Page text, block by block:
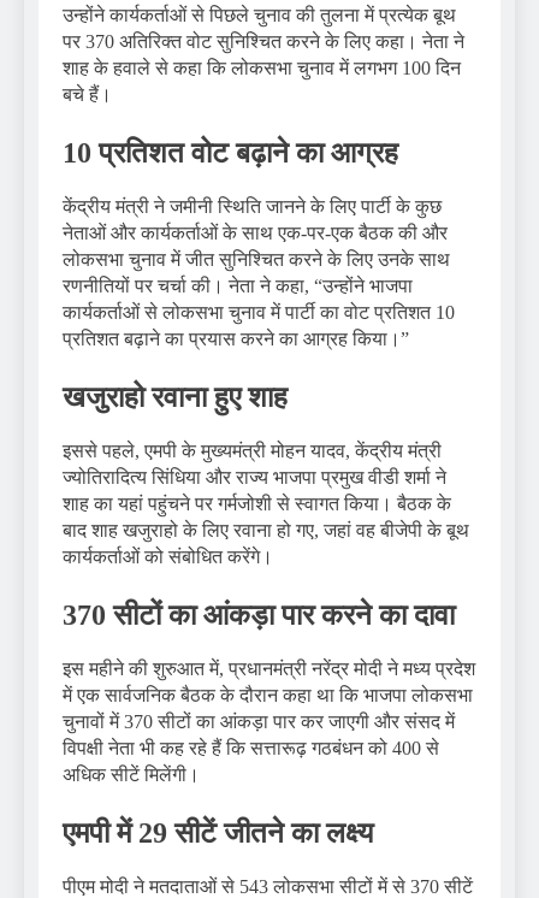
उन्होंने कार्यकर्ताओं से पिछले चुनाव की तुलना में प्रत्येक बूथ
पर 370 अतिरिक्त वोट सुनिश्चित करने के लिए कहा। नेता ने
शाह के हवाले से कहा कि लोकसभा चुनाव में लगभग 100 दिन
बचे हैं।
10 प्रतिशत वोट बढ़ाने का आग्रह
केंद्रीय मंत्री ने जमीनी स्थिति जानने के लिए पार्टी के कुछ
नेताओं और कार्यकर्ताओं के साथ एक-पर-एक बैठक की और
लोकसभा चुनाव में जीत सुनिश्चित करने के लिए उनके साथ
रणनीतियों पर चर्चा की। नेता ने कहा, “उन्होंने भाजपा
कार्यकर्ताओं से लोकसभा चुनाव में पार्टी का वोट प्रतिशत 10
प्रतिशत बढ़ाने का प्रयास करने का आग्रह किया।”
खजुराहो रवाना हुए शाह
इससे पहले, एमपी के मुख्यमंत्री मोहन यादव, केंद्रीय मंत्री
ज्योतिरादित्य सिंधिया और राज्य भाजपा प्रमुख वीडी शर्मा ने
शाह का यहां पहुंचने पर गर्मजोशी से स्वागत किया। बैठक के
बाद शाह खजुराहो के लिए रवाना हो गए, जहां वह बीजेपी के बूथ
कार्यकर्ताओं को संबोधित करेंगे।
370 सीटों का आंकड़ा पार करने का दावा
इस महीने की शुरुआत में, प्रधानमंत्री नरेंद्र मोदी ने मध्य प्रदेश
में एक सार्वजनिक बैठक के दौरान कहा था कि भाजपा लोकसभा
चुनावों में 370 सीटों का आंकड़ा पार कर जाएगी और संसद में
विपक्षी नेता भी कह रहे हैं कि सत्तारूढ़ गठबंधन को 400 से
अधिक सीटें मिलेंगी।
एमपी में 29 सीटें जीतने का लक्ष्य
पीएम मोदी ने मतदाताओं से 543 लोकसभा सीटों में से 370 सीटें